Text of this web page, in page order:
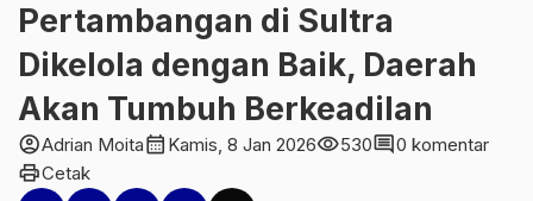
Pertambangan di Sultra
Dikelola dengan Baik, Daerah
Akan Tumbuh Berkeadilan
account_circleAdrian Moitacalendar_month Kamis, 8 Jan 2026visibility530comment0 komentar
printCetak